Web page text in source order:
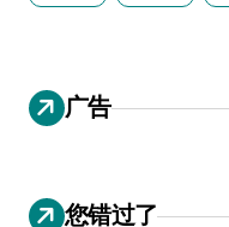
广告
您错过了